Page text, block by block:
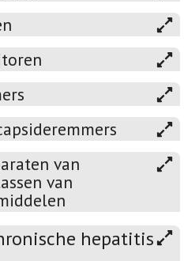
van
van
hepatitis